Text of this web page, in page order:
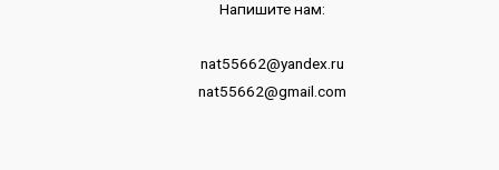
Напишите нам:
nat55662@yandex.ru
nat55662@gmail.com